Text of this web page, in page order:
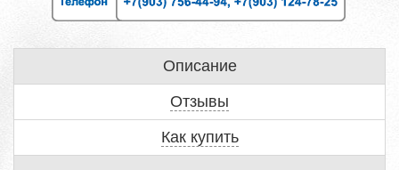
Описание
Отзывы
Как купить